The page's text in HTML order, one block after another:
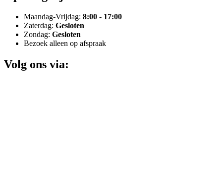
Maandag-Vrijdag: 8:00 - 17:00
Zaterdag: Gesloten
Zondag: Gesloten
Bezoek alleen op afspraak
Volg ons via: